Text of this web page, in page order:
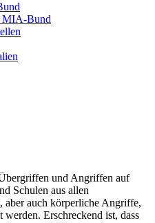
MIA-Bund
und Angriffen auf
Schulen aus allen
aber auch körperliche Angriffe,
Erschreckend ist, dass